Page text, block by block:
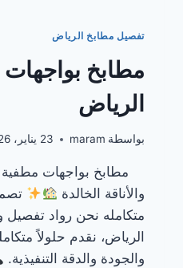
تفصيل مطابخ الرياض
مطابخ
الرياض
بواسطة maram 23 يناير، 2026
مطابخ بواجهات مطفية
والأناقة الخالدة
متكامله نحن رواد
الرياض، نقدم حلولاً
والجودة والدقة التنفيذية.